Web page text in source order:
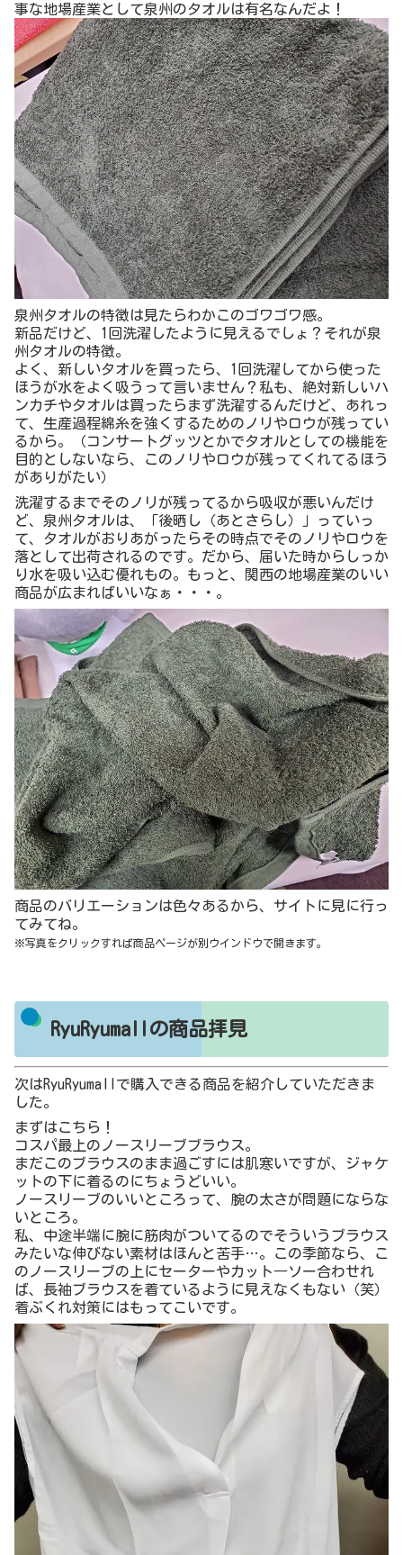
事な地場産業として泉州のタオルは有名なんだよ！
泉州タオルの特徴は見たらわかこのゴワゴワ感。
新品だけど、1回洗濯したように見えるでしょ？それが泉
州タオルの特徴。
よく、新しいタオルを買ったら、1回洗濯してから使った
ほうが水をよく吸うって言いません？私も、絶対新しいハ
ンカチやタオルは買ったらまず洗濯するんだけど、あれっ
て、生産過程綿糸を強くするためのノリやロウが残ってい
るから。（コンサートグッツとかでタオルとしての機能を
目的としないなら、このノリやロウが残ってくれてるほう
がありがたい）
洗濯するまでそのノリが残ってるから吸収が悪いんだけ
ど、泉州タオルは、「後晒し（あとさらし）」っていっ
て、タオルがおりあがったらその時点でそのノリやロウを
落として出荷されるのです。だから、届いた時からしっか
り水を吸い込む優れもの。もっと、関西の地場産業のいい
商品が広まればいいなぁ・・・。
商品のバリエーションは色々あるから、サイトに見に行っ
てみてね。
※写真をクリックすれば商品ページが別ウインドウで開きます。
RyuRyumallの商品拝見
次はRyuRyumallで購入できる商品を紹介していただきま
した。
まずはこちら！
コスパ最上のノースリーブブラウス。
まだこのブラウスのまま過ごすには肌寒いですが、ジャケ
ットの下に着るのにちょうどいい。
ノースリーブのいいところって、腕の太さが問題にならな
いところ。
私、中途半端に腕に筋肉がついてるのでそういうブラウス
みたいな伸びない素材はほんと苦手…。この季節なら、こ
のノースリーブの上にセーターやカット―ソー合わせれ
ば、長袖ブラウスを着ているように見えなくもない（笑）
着ぶくれ対策にはもってこいです。